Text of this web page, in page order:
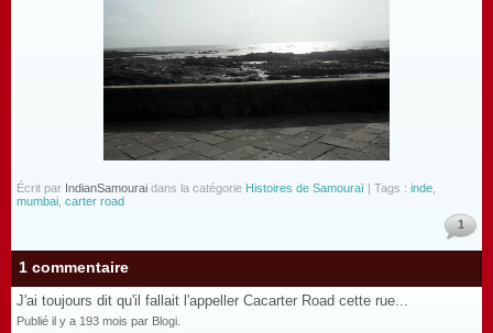
Écrit par IndianSamourai dans la catégorie Histoires de Samouraï | Tags : inde
mumbai carter road
1
1 commentaire
J'ai toujours dit qu'il fallait l'appeller Cacarter Road cette rue...
Publié il y a 193 mois par Blogi.